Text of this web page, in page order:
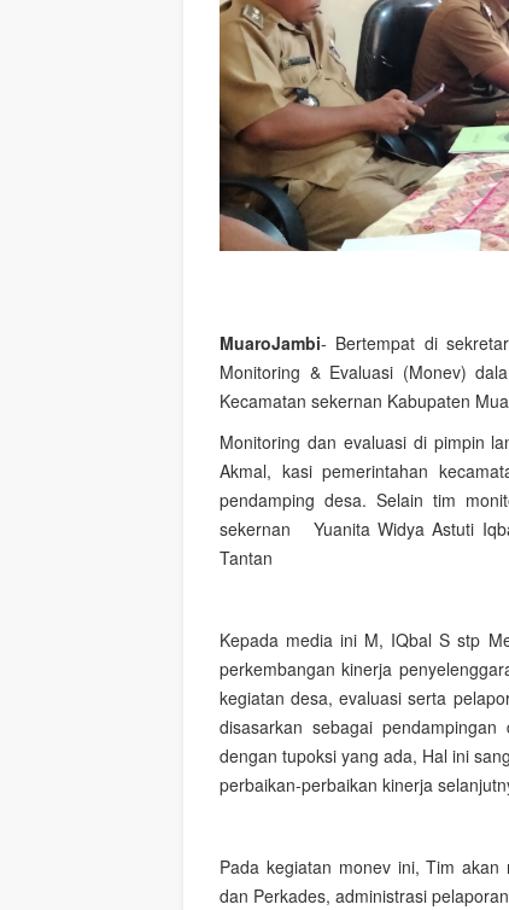
MuaroJambi- Bertempat di
Monitoring & Evaluasi (Monev)
Kecamatan sekernan Kabupaten
Monitoring dan evaluasi di pimpin
Akmal, kasi pemerintahan
pendamping desa. Selain tim
sekernan Yuanita Widya Astuti
Tantan
Kepada media ini M, IQbal S stp
perkembangan kinerja
kegiatan desa, evaluasi serta
disasarkan sebagai
dengan tupoksi yang ada, Hal ini
perbaikan-perbaikan kinerja
Pada kegiatan monev ini, Tim
dan Perkades, administrasi